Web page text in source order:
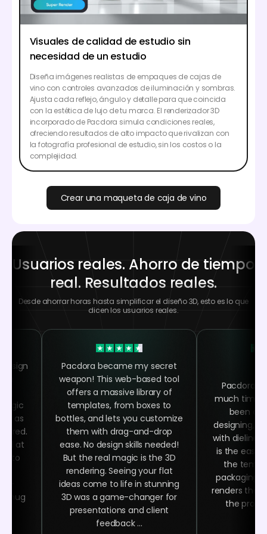
Visuales de calidad de estudio sin
necesidad de un estudio
Diseña imágenes realistas de empaques de cajas de
vino con controles avanzados de iluminación y sombras.
Ajusta cada reflejo, ángulo y detalle para que coincida
con la estética de lujo de tu marca. El renderizador 3D
incorporado de Pacdora simula condiciones reales,
ofreciendo resultados de alto impacto que rivalizan con
la fotografía profesional de estudio, sin los costos o la
complejidad.
Crear una maqueta de caja de vino
Usuarios reales. Ahorro de tiempo
real. Resultados reales.
Desde ahorrar horas hasta simplificar el diseño 3D, esto es lo que
dicen los usuarios reales.
as
at
to
mug
Pacdora became my secret
weapon! This web-based tool
offers a massive library of
templates, from boxes to
bottles, and lets you customize
them with drag-and-drop
ease. No design skills needed!
But the real magic is the 3D
rendering. Seeing your flat
ideas come to life in stunning
3D was a game-changer for
presentations and client
feedback ...
Pacdora
much time
been
designing,
with
is the easy
the
packaging
renders that
the